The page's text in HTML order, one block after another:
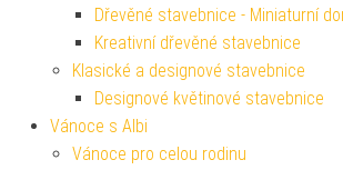
Dřevěné stavebnice - Miniaturní
Kreativní dřevěné stavebnice
Klasické a designové stavebnice
Designové květinové stavebnice
Vánoce s Albi
Vánoce pro celou rodinu